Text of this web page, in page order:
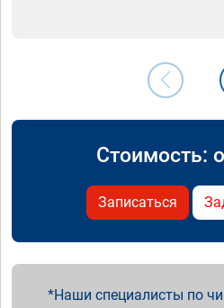
Стоимость:
Записаться
Наши специалисты по